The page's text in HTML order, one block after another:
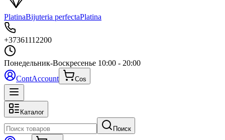
PlatinaBijuteria perfectaPlatina
+37361112200
Понедельник-Воскресенье 10:00 - 20:00
ContAccount Cos
Каталог
Поиск